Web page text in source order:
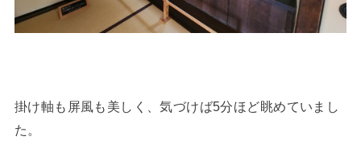
掛け軸も屏風も美しく、気づけば5分ほど眺めていまし
た。